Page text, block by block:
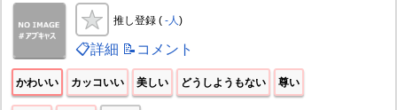
推し登録 ( -人 )
📋詳細 📝コメント
かわいい カッコいい 美しい どうしようもない 尊い